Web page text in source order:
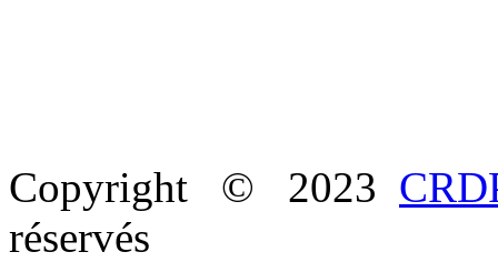
Copyright © 2023
réservés